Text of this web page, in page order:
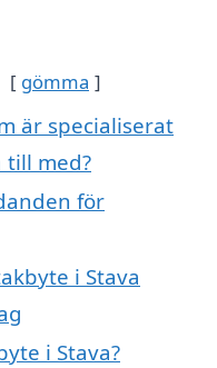
gömma
är specialiserat
till med?
för
i Stava
i Stava?